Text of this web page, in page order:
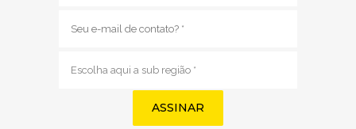
mail
região